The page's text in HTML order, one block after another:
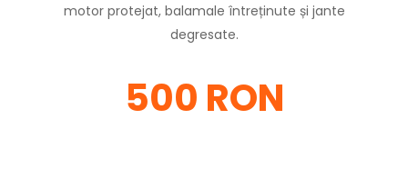
motor protejat, balamale întreținute și jante
degresate.
500 RON